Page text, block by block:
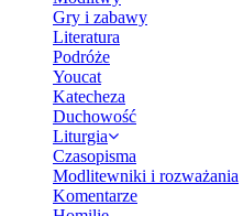
Gry i zabawy
Literatura
Podróże
Youcat
Katecheza
Duchowość
Liturgia
Czasopisma
Modlitewniki i rozważania
Komentarze